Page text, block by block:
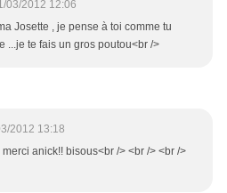
03/2012 12:06
Josette , je pense à toi comme tu
...je te fais un gros poutou<br />
2012 13:18
merci anick!! bisous<br /> <br /> <br />